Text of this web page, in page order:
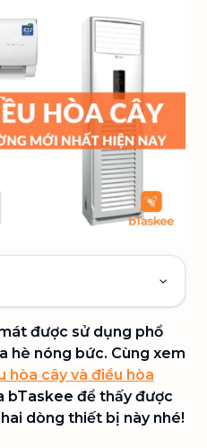
được sử dụng phổ
hè nóng bức. Cùng xem
hòa cây và điều hòa
bTaskee để thấy được
dòng thiết bị này nhé!